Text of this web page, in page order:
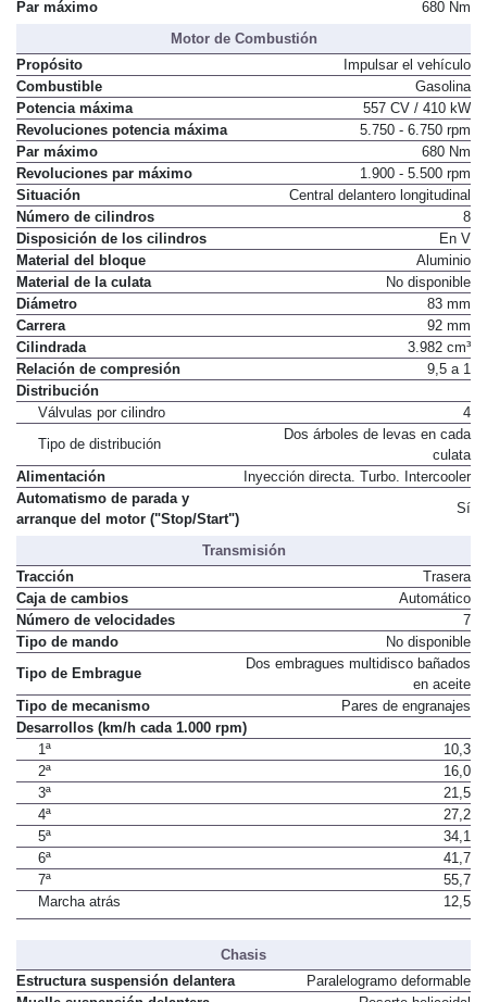
Par máximo
680 Nm
Motor de Combustión
Propósito
Impulsar el vehículo
Combustible
Gasolina
Potencia máxima
557 CV / 410 kW
Revoluciones potencia máxima
5.750 - 6.750 rpm
Par máximo
680 Nm
Revoluciones par máximo
1.900 - 5.500 rpm
Situación
Central delantero longitudinal
Número de cilindros
8
Disposición de los cilindros
En V
Material del bloque
Aluminio
Material de la culata
No disponible
Diámetro
83 mm
Carrera
92 mm
Cilindrada
3.982 cm³
Relación de compresión
9,5 a 1
Distribución
Válvulas por cilindro
4
Tipo de distribución
Dos árboles de levas en cada
culata
Alimentación
Inyección directa. Turbo. Intercooler
Automatismo de parada y
arranque del motor ("Stop/Start")
Sí
Transmisión
Tracción
Trasera
Caja de cambios
Automático
Número de velocidades
7
Tipo de mando
No disponible
Tipo de Embrague
Dos embragues multidisco bañados
en aceite
Tipo de mecanismo
Pares de engranajes
Desarrollos (km/h cada 1.000 rpm)
1ª
10,3
2ª
16,0
3ª
21,5
4ª
27,2
5ª
34,1
6ª
41,7
7ª
55,7
Marcha atrás
12,5
Chasis
Estructura suspensión delantera
Paralelogramo deformable